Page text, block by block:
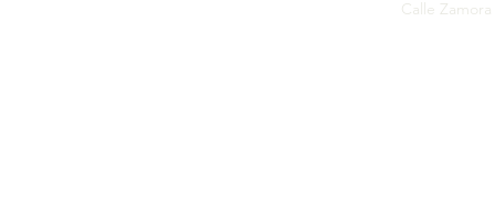
Calle